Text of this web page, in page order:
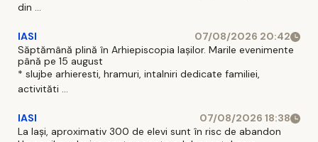
din ...
IASI
07/08/2026 20:42
Săptămână plină în Arhiepiscopia Iașilor. Marile evenimente
până pe 15 august
* slujbe arhieresti, hramuri, intalniri dedicate familiei,
activităti ...
IASI
07/08/2026 18:38
La Iași, aproximativ 300 de elevi sunt în risc de abandon